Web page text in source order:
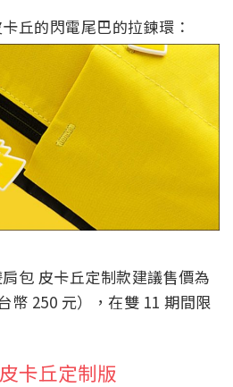
丘的閃電尾巴的拉鍊環：
包 皮卡丘定制款建議售價為
幣 250 元），在雙 11 期間限
卡丘定制版